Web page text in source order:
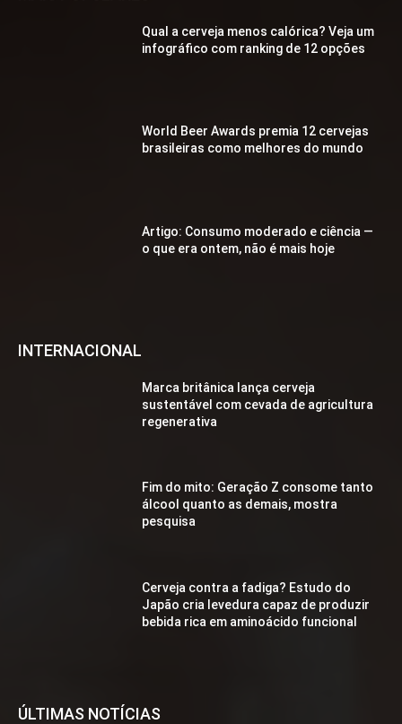
Qual a cerveja menos calórica? Veja um
infográfico com ranking de 12 opções
World Beer Awards premia 12 cervejas
brasileiras como melhores do mundo
Artigo: Consumo moderado e ciência —
o que era ontem, não é mais hoje
INTERNACIONAL
Marca britânica lança cerveja
sustentável com cevada de agricultura
regenerativa
Fim do mito: Geração Z consome tanto
álcool quanto as demais, mostra
pesquisa
Cerveja contra a fadiga? Estudo do
Japão cria levedura capaz de produzir
bebida rica em aminoácido funcional
ÚLTIMAS NOTÍCIAS